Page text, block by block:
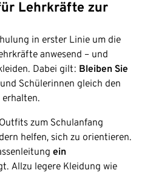
Lehrkräfte zur
in erster Linie um die
anwesend – und
Dabei gilt: Bleiben Sie
Schülerinnen gleich den
zum Schulanfang
helfen, sich zu orientieren.
ein
Allzu legere Kleidung wie